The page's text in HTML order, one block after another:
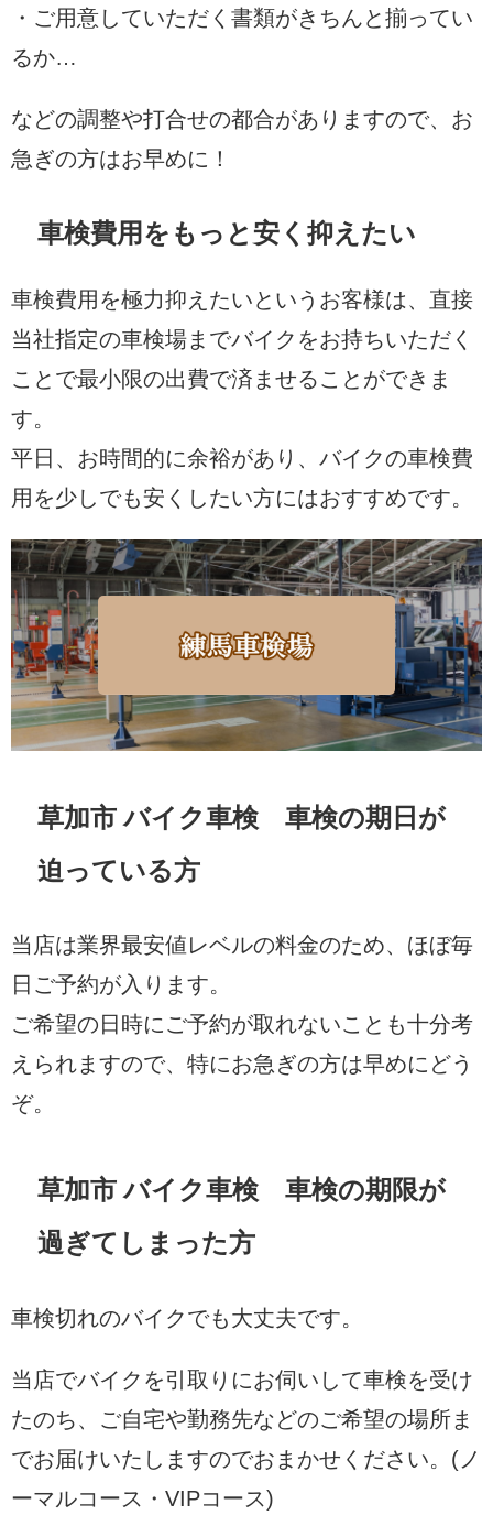
・ご用意していただく書類がきちんと揃ってい
るか…
などの調整や打合せの都合がありますので、お
急ぎの方はお早めに！
車検費用をもっと安く抑えたい
車検費用を極力抑えたいというお客様は、直接
当社指定の車検場までバイクをお持ちいただく
ことで最小限の出費で済ませることができま
す。
平日、お時間的に余裕があり、バイクの車検費
用を少しでも安くしたい方にはおすすめです。
草加市 バイク車検 車検の期日が
迫っている方
当店は業界最安値レベルの料金のため、ほぼ毎
日ご予約が入ります。
ご希望の日時にご予約が取れないことも十分考
えられますので、特にお急ぎの方は早めにどう
ぞ。
草加市 バイク車検 車検の期限が
過ぎてしまった方
車検切れのバイクでも大丈夫です。
当店でバイクを引取りにお伺いして車検を受け
たのち、ご自宅や勤務先などのご希望の場所ま
でお届けいたしますのでおまかせください。(ノ
ーマルコース・VIPコース)